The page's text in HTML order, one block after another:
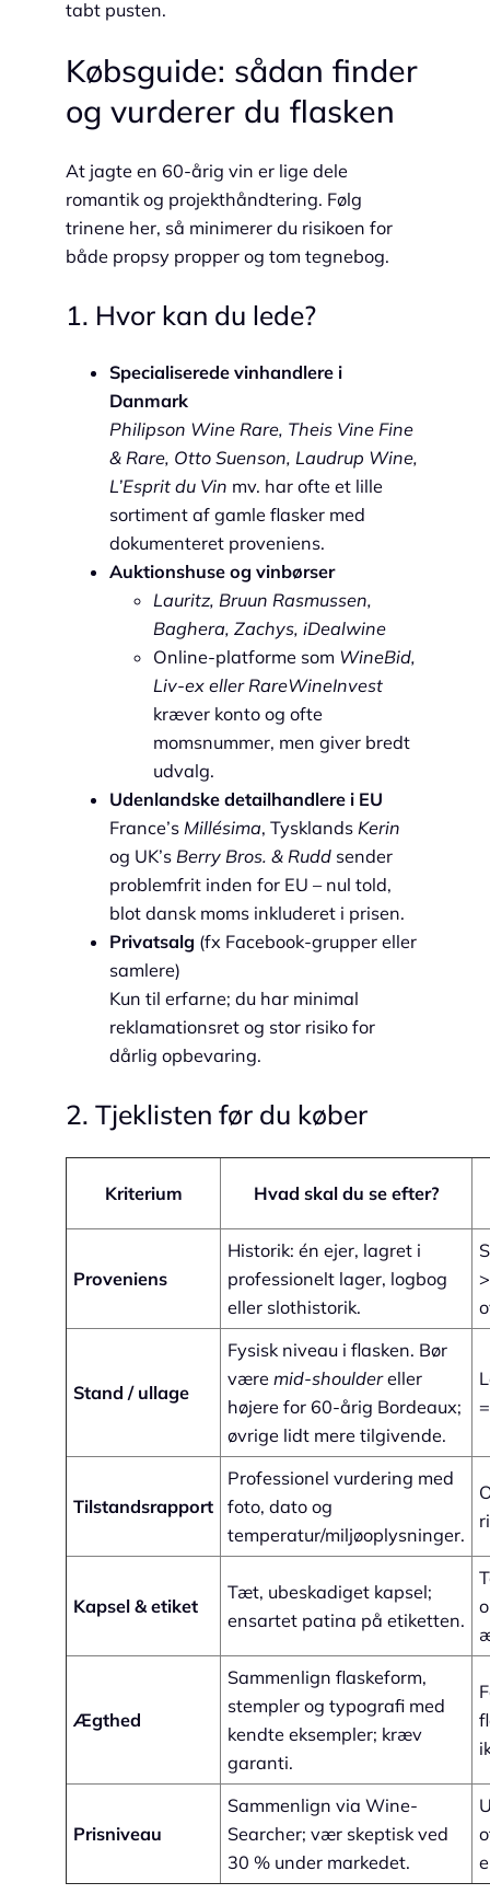
tabt pusten.
Købsguide: sådan finder
og vurderer du flasken
At jagte en 60-årig vin er lige dele
romantik og projekthåndtering. Følg
trinene her, så minimerer du risikoen for
både propsy propper og tom tegnebog.
1. Hvor kan du lede?
Specialiserede vinhandlere i
Danmark
Philipson Wine Rare, Theis Vine Fine
& Rare, Otto Suenson, Laudrup Wine,
L’Esprit du Vin mv. har ofte et lille
sortiment af gamle flasker med
dokumenteret proveniens.
Auktionshuse og vinbørser
Lauritz, Bruun Rasmussen,
Baghera, Zachys, iDealwine
Online-platforme som WineBid,
Liv-ex eller RareWineInvest
kræver konto og ofte
momsnummer, men giver bredt
udvalg.
Udenlandske detailhandlere i EU
France’s Millésima, Tysklands Kerin
og UK’s Berry Bros. & Rudd sender
problemfrit inden for EU – nul told,
blot dansk moms inkluderet i prisen.
Privatsalg (fx Facebook-grupper eller
samlere)
Kun til erfarne; du har minimal
reklamationsret og stor risiko for
dårlig opbevaring.
2. Tjeklisten før du køber
Kriterium Hvad skal du se efter?
Proveniens
Historik: én ejer, lagret i
professionelt lager, logbog
eller slothistorik.
Stand / ullage
Fysisk niveau i flasken. Bør
være mid-shouldereller
højere for 60-årig Bordeaux;
øvrige lidt mere tilgivende.
Tilstandsrapport
Professionel vurdering med
foto, dato og
temperatur/miljøoplysninger.
Kapsel & etiket
Tæt, ubeskadiget kapsel;
ensartet patina på etiketten.
Ægthed
Sammenlign flaskeform,
stempler og typografi med
kendte eksempler; kræv
garanti.
Prisniveau
Sammenlign via Wine-
Searcher; vær skeptisk ved
30 % under markedet.